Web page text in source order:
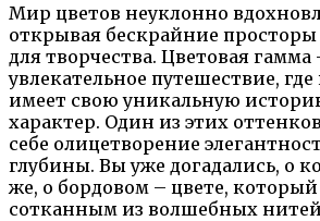
Мир цветов неуклонно
открывая бескрайние
для творчества. Цветовая гамма
увлекательное путешествие,
имеет свою уникальную
характер. Один из этих
себе олицетворение
глубины. Вы уже догадались, о
же, о бордовом – цвете,
сотканным из волшебных